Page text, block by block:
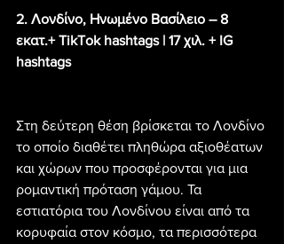
2. Λονδίνο, Ηνωμένο Βασίλειο – 8
εκατ.+ TikTok hashtags | 17 χιλ. + IG
hashtags
Στη δεύτερη θέση βρίσκεται το Λονδίνο
το οποίο διαθέτει πληθώρα αξιοθέατων
και χώρων που προσφέρονται για μια
ρομαντική πρόταση γάμου. Τα
εστιατόρια του Λονδίνου είναι από τα
κορυφαία στον κόσμο, τα περισσότερα